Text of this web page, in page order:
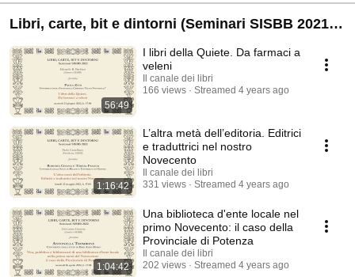
Libri, carte, bit e dintorni (Seminari SISBB 2021-
22)
56:49
I libri della Quiete. Da farmaci a
veleni
Il canale dei libri
166 views
Streamed 4 years ago
1:16:42
L’altra metà dell’editoria. Editrici
e traduttrici nel nostro
Novecento
Il canale dei libri
331 views
Streamed 4 years ago
1:04:42
Una biblioteca d'ente locale nel
primo Novecento: il caso della
Provinciale di Potenza
Il canale dei libri
202 views
Streamed 4 years ago